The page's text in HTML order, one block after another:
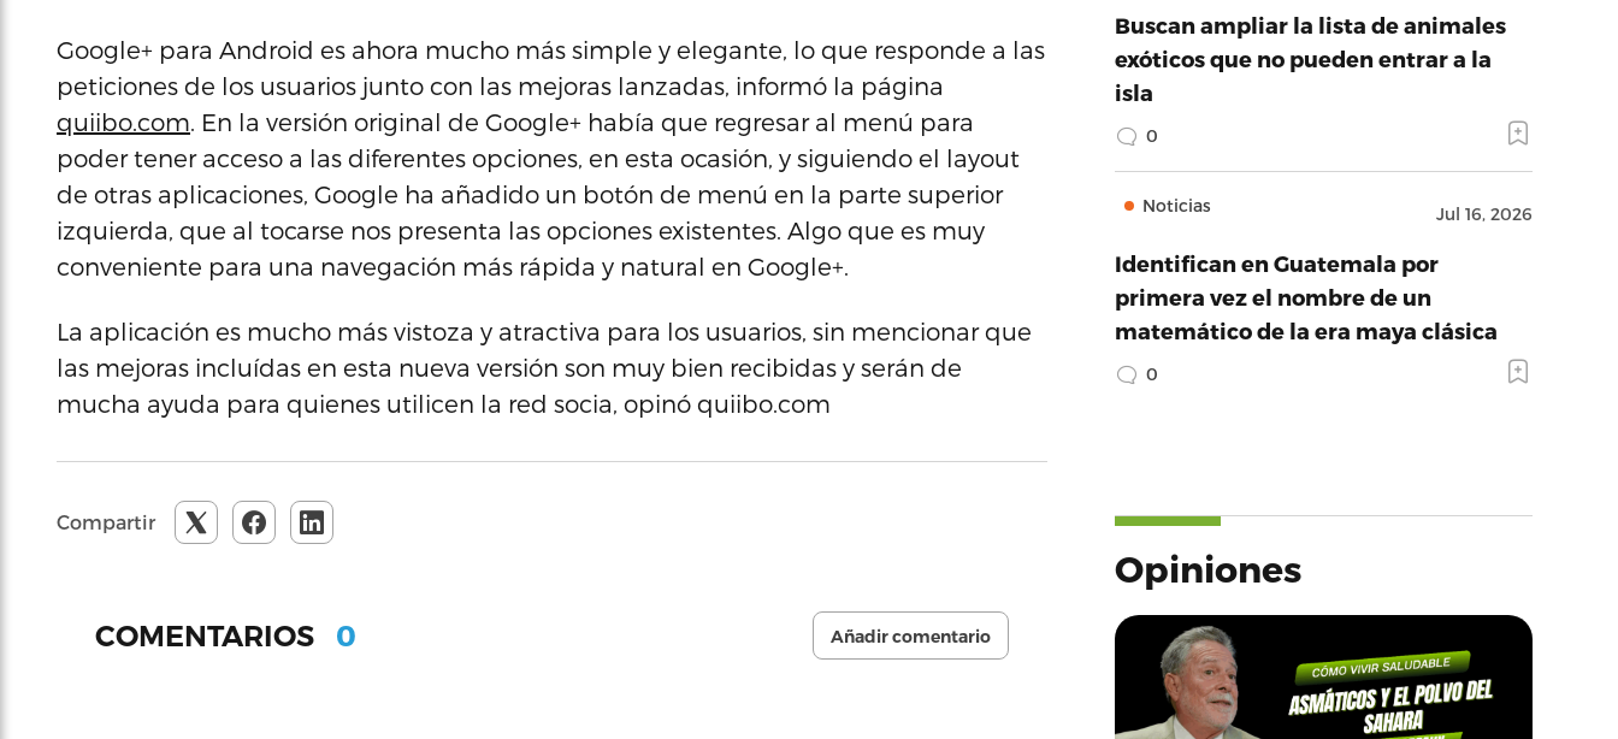
Google+ para Android es ahora mucho más simple y elegante, lo que responde a las
peticiones de los usuarios junto con las mejoras lanzadas, informó la página
quiibo.com. En la versión original de Google+ había que regresar al menú para
poder tener acceso a las diferentes opciones, en esta ocasión, y siguiendo el layout
de otras aplicaciones, Google ha añadido un botón de menú en la parte superior
izquierda, que al tocarse nos presenta las opciones existentes. Algo que es muy
conveniente para una navegación más rápida y natural en Google+.
La aplicación es mucho más vistoza y atractiva para los usuarios, sin mencionar que
las mejoras incluídas en esta nueva versión son muy bien recibidas y serán de
mucha ayuda para quienes utilicen la red socia, opinó quiibo.com
Compartir
COMENTARIOS 0 Añadir comentario
Buscan ampliar la lista de animales
exóticos que no pueden entrar a la
isla
0
Noticias Jul 16, 2026
Identifican en Guatemala por
primera vez el nombre de un
matemático de la era maya clásica
0
Opiniones